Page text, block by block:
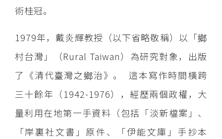
術桂冠。
1979年，戴炎輝教授（以下省略敬稱）以「鄉
村台灣」（Rural Taiwan）為研究對象，出版
了《清代臺灣之鄉治》。 這本寫作時間橫跨
三十餘年（1942-1976），經歷兩個政權，大
量利用在地第一手資料（包括「淡新檔案」、
「岸裏社文書」原件、「伊能文庫」手抄本